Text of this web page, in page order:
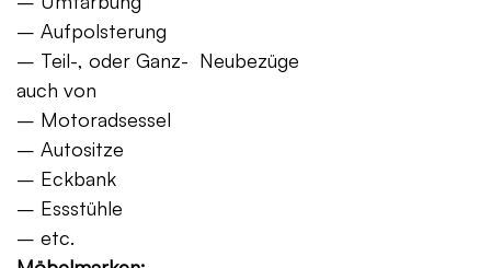
– Aufpolsterung
– Teil-, oder Ganz- Neubezüge
auch von
– Motoradsessel
– Autositze
– Eckbank
– Essstühle
– etc.